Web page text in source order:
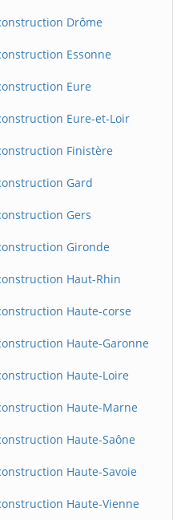
Drôme
Essonne
Eure
Eure-et-Loir
Finistère
Gard
Gers
Gironde
Haut-Rhin
Haute-corse
Haute-Garonne
Haute-Loire
Haute-Marne
Haute-Saône
Haute-Savoie
Haute-Vienne